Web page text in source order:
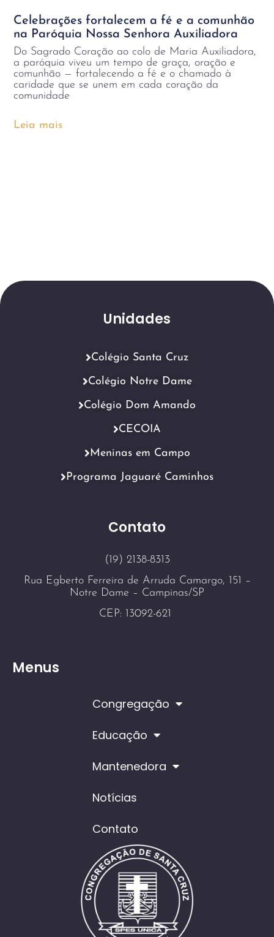
Celebrações fortalecem a fé e a comunhão
na Paróquia Nossa Senhora Auxiliadora
Do Sagrado Coração ao colo de Maria Auxiliadora,
a paróquia viveu um tempo de graça, oração e
comunhão — fortalecendo a fé e o chamado à
caridade que se unem em cada coração da
comunidade
Leia mais
Contato
(19) 2138-8313
Rua Egberto Ferreira de Arruda Camargo, 151 –
Notre Dame – Campinas/SP
CEP: 13092-621
Menus
Congregação
Educação
Mantenedora
Notícias
Contato
Unidades
Colégio Santa Cruz
Colégio Notre Dame
Colégio Dom Amando
CECOIA
Meninas em Campo
Programa Jaguaré Caminhos